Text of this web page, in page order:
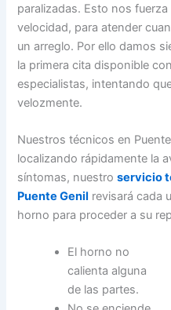
paralizadas. Esto nos
velocidad, para atender
un arreglo. Por ello damos
la primera cita disponible
especialistas, intentando
velozmente.
Nuestros técnicos en
localizando rápidamente la
síntomas, nuestroservicio
Puente Genil revisará cada
horno para proceder a su
El horno no
calienta alguna
de las partes.